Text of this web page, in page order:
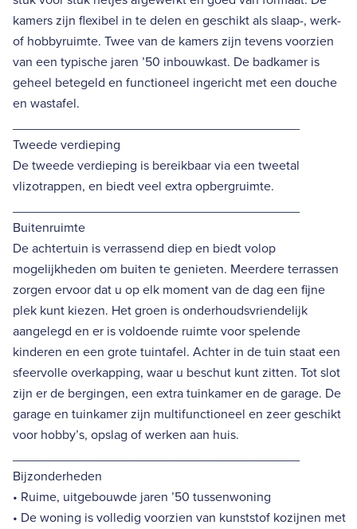
kamers zijn flexibel in te delen en geschikt als slaap-, werk-
of hobbyruimte. Twee van de kamers zijn tevens voorzien
van een typische jaren ’50 inbouwkast. De badkamer is
geheel betegeld en functioneel ingericht met een douche
en wastafel.
Tweede verdieping
De tweede verdieping is bereikbaar via een tweetal
vlizotrappen, en biedt veel extra opbergruimte.
Buitenruimte
De achtertuin is verrassend diep en biedt volop
mogelijkheden om buiten te genieten. Meerdere terrassen
zorgen ervoor dat u op elk moment van de dag een fijne
plek kunt kiezen. Het groen is onderhoudsvriendelijk
aangelegd en er is voldoende ruimte voor spelende
kinderen en een grote tuintafel. Achter in de tuin staat een
sfeervolle overkapping, waar u beschut kunt zitten. Tot slot
zijn er de bergingen, een extra tuinkamer en de garage. De
garage en tuinkamer zijn multifunctioneel en zeer geschikt
voor hobby’s, opslag of werken aan huis.
Bijzonderheden
• Ruime, uitgebouwde jaren ’50 tussenwoning
• De woning is volledig voorzien van kunststof kozijnen met